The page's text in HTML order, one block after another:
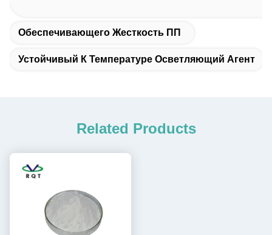
Обеспечивающего Жесткость ПП
Устойчивый К Температуре Осветляющий Агент
Related Products